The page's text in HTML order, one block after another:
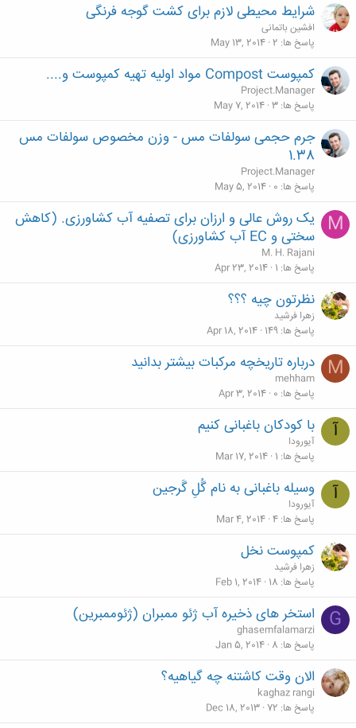
شرایط محیطی لازم برای کشت گوجه فرنگی
افشین باتمانی
پاسخ ها 2
May 13, 2014
کمپوست Compost مواد اولیه تهیه کمپوست و....
Project.Manager
پاسخ ها 3
May 7, 2014
جرم حجمی سولفات مس - وزن مخصوص سولفات مس
1.38
Project.Manager
پاسخ ها 0
May 5, 2014
M
یک روش عالی و ارزان برای تصفیه آب کشاورزی. (کاهش
سختی و EC آب کشاورزی)
M. H. Rajani
پاسخ ها 1
Apr 23, 2014
نظرتون چیه ؟؟؟
زهرا فرشید
پاسخ ها 149
Apr 18, 2014
M درباره تاریخچه مرکبات بیشتر بدانید
mehham
پاسخ ها 0
Apr 3, 2014
آ با کودکان باغبانی کنیم
آیورودا
پاسخ ها 1
Mar 17, 2014
آ وسیله باغبانی به نام گُلِ گَرجین
آیورودا
پاسخ ها 4
Mar 4, 2014
کمپوست نخل
زهرا فرشید
پاسخ ها 18
Feb 1, 2014
G استخر های ذخیره آب ژئو ممبران (ژئوممبرین)
ghasemfalamarzi
پاسخ ها 8
Jan 5, 2014
الان وقت كاشتنه چه گياهيه؟
kaghaz rangi
پاسخ ها 72
Dec 18, 2013